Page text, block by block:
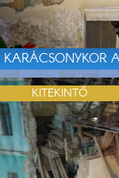
KARÁCSONYKOR
KITEKINTŐ